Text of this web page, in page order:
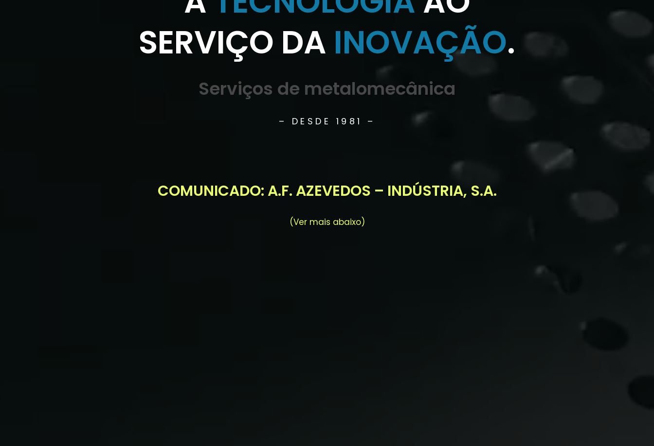
SERVIÇO DA INOVAÇÃO.
Serviços de metalomecânica
– DESDE 1981 –
COMUNICADO: A.F. AZEVEDOS – INDÚSTRIA, S.A.
(Ver mais abaixo)